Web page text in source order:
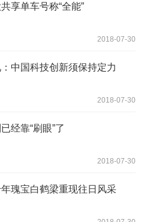
享单车号称“全能”
2018-07-30
中国科技创新须保持定力
2018-07-30
经靠“刷眼”了
2018-07-30
瑰宝白鹤梁重现往日风采